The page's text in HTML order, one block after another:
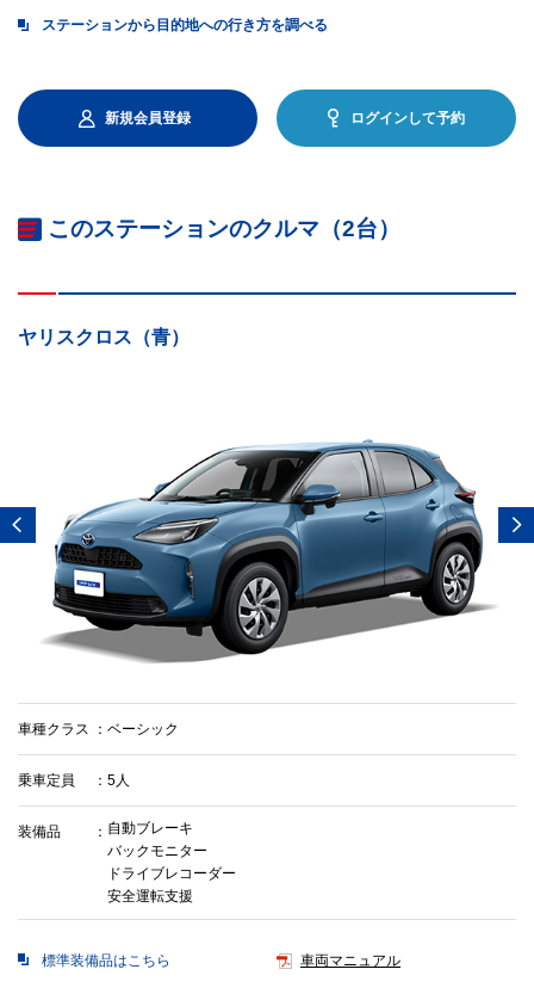
ステーションから目的地への行き方を調べる
新規会員登録 ログインして予約
このステーションのクルマ（2台）
ヤリスクロス（青）
車種クラス ベーシック
乗車定員 5人
装備品
自動ブレーキ
バックモニター
ドライブレコーダー
安全運転支援
標準装備品はこちら 車両マニュアル